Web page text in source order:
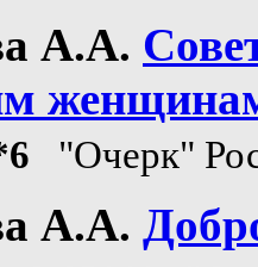
А.А.
"Очерк"
А.А.